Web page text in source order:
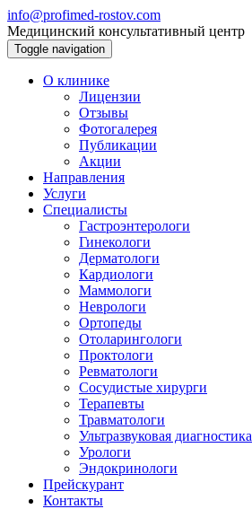
info@profimed-rostov.com
Медицинский консультативный центр
Toggle navigation
О клинике
Лицензии
Отзывы
Фотогалерея
Публикации
Акции
Направления
Услуги
Специалисты
Гастроэнтерологи
Гинекологи
Дерматологи
Кардиологи
Маммологи
Неврологи
Ортопеды
Отоларингологи
Проктологи
Ревматологи
Сосудистые хирурги
Терапевты
Травматологи
Ультразвуковая диагностика
Урологи
Эндокринологи
Прейскурант
Контакты